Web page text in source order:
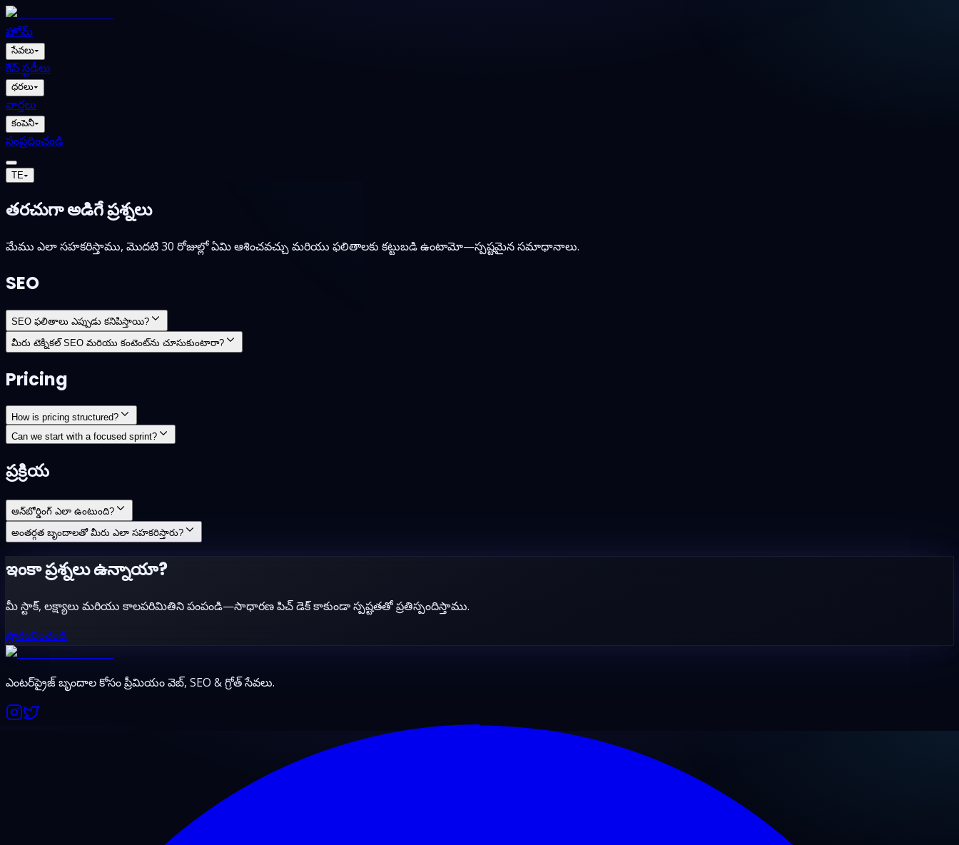
హోమ్
సేవలు▾
కేస్ స్టడీలు
ధరలు▾
వార్తలు
కంపెనీ▾
సంప్రదించండి
TE▾
తరచుగా అడిగే ప్రశ్నలు
మేము ఎలా సహకరిస్తాము, మొదటి 30 రోజుల్లో ఏమి ఆశించవచ్చు మరియు ఫలితాలకు కట్టుబడి ఉంటామో—స్పష్టమైన సమాధానాలు.
SEO
SEO ఫలితాలు ఎప్పుడు కనిపిస్తాయి?
మీరు టెక్నికల్ SEO మరియు కంటెంట్‌ను చూసుకుంటారా?
Pricing
How is pricing structured?
Can we start with a focused sprint?
ప్రక్రియ
ఆన్‌బోర్డింగ్ ఎలా ఉంటుంది?
అంతర్గత బృందాలతో మీరు ఎలా సహకరిస్తారు?
ఇంకా ప్రశ్నలు ఉన్నాయా?
మీ స్టాక్, లక్ష్యాలు మరియు కాలపరిమితిని పంపండి—సాధారణ పిచ్ డెక్ కాకుండా స్పష్టతతో ప్రతిస్పందిస్తాము.
ప్రారంభించండి
ఎంటర్‌ప్రైజ్ బృందాల కోసం ప్రీమియం వెబ్, SEO & గ్రోత్ సేవలు.